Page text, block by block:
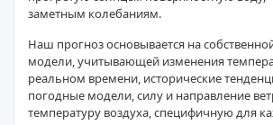
заметным колебаниям.
Наш прогноз основывается на
модели, учитывающей изменения
реальном времени, исторические
погодные модели, силу и направление
температуру воздуха, специфичную для